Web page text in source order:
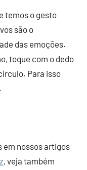
temos o gesto
são o
das emoções.
toque com o dedo
Para isso
em nossos artigos
, veja também